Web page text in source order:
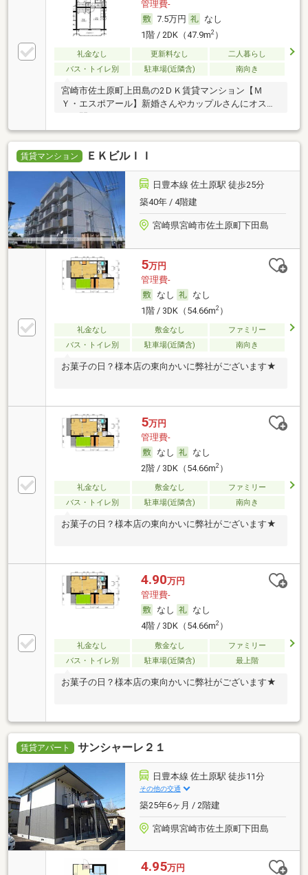
管理費-
7.5万円
なし
1階 / 2DK（47.9m2）
礼金なし 更新料なし
二人暮らし
バス・トイレ別
駐車場(近隣含) 南向き
宮崎市佐土原町上田島の2ＤＫ賃貸マンション【Ｍ
Ｙ・エスポアール】新婚さんやカップルさんにオスス
賃貸マンション ＥＫビルＩＩ
日豊本線 佐土原駅 徒歩25分
築40年 / 4階建
宮崎県宮崎市佐土原町下田島
5万円
管理費-
なし
なし
1階 / 3DK（54.66m2）
礼金なし 敷金なし
ファミリー
バス・トイレ別
駐車場(近隣含) 南向き
お菓子の日？様本店の東向かいに弊社がございます★
5万円
管理費-
なし
なし
2階 / 3DK（54.66m2）
礼金なし 敷金なし
ファミリー
バス・トイレ別
駐車場(近隣含) 南向き
お菓子の日？様本店の東向かいに弊社がございます★
4.90万円
管理費-
なし
なし
4階 / 3DK（54.66m2）
礼金なし 敷金なし
ファミリー
バス・トイレ別
駐車場(近隣含) 最上階
お菓子の日？様本店の東向かいに弊社がございます★
賃貸アパート サンシャーレ２１
日豊本線 佐土原駅 徒歩11分
その他の交通
築25年6ヶ月 / 2階建
宮崎県宮崎市佐土原町下田島
4.95万円